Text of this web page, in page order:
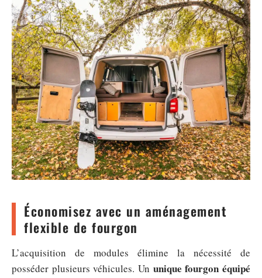
Économisez avec un aménagement
flexible de fourgon
L’acquisition de modules élimine la nécessité de
posséder plusieurs véhicules. Un unique fourgon équipé